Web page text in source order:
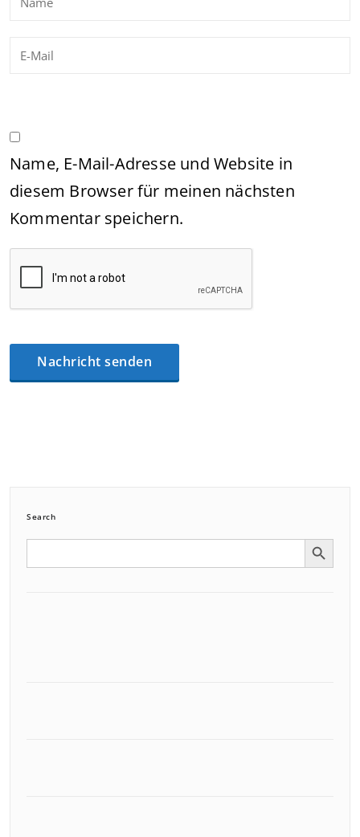
Name, E-Mail-Adresse und Website in
diesem Browser für meinen nächsten
Kommentar speichern.
Search
Search Search Button